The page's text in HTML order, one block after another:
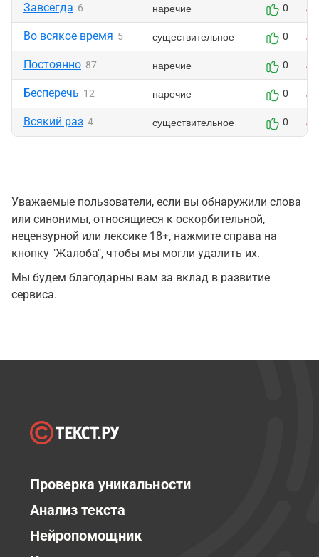
Завсегда 6 наречие 0
Во всякое время 5 существительное 0
Постоянно 87 наречие 0
Бесперечь 12 наречие 0
Всякий раз 4 существительное 0
Уважаемые пользователи, если вы обнаружили слова
или синонимы, относящиеся к оскорбительной,
нецензурной или лексике 18+, нажмите справа на
кнопку "Жалоба", чтобы мы могли удалить их.
Мы будем благодарны вам за вклад в развитие
сервиса.
Проверка уникальности
Анализ текста
Нейропомощник